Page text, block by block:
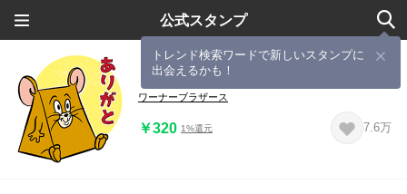
公式スタンプ
トレンド検索ワードで新しいスタンプに
出会えるかも！
トムとジェリー てんこもりスタンプ
ワーナーブラザース
￥320 1%還元 7.6万